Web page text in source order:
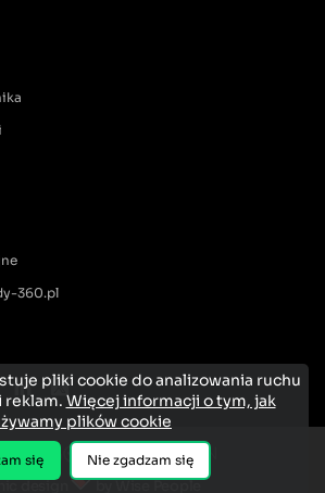
360.pl
pliki cookie do analizowania ruchu
reklam. Więcej informacji o tym, jak
plików cookie
się Nie zgadzam się